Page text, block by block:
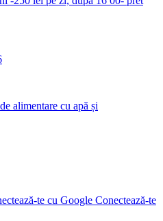
alimentare cu apă și
te cu Google Conectează-te